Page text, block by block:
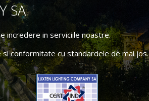
SA
incredere in serviciile noastre.
conformitate cu standardele de mai jos.